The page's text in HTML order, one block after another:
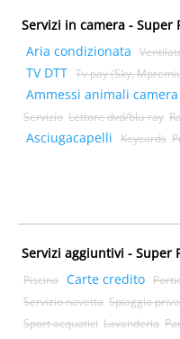
Servizi in camera - Super
Aria condizionata
TV DTT Tv pay (Sky,
Ammessi animali camera
Servizio Lettore dvd/blu-ray
Asciugacapelli Keycards
Servizi aggiuntivi - Super
Piscina Carte credito
Servizio navetta Spiaggia
Sport acquatici Lavanderia